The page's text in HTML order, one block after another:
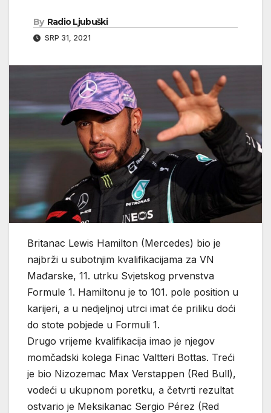
By Radio Ljubuški
SRP 31, 2021
Britanac Lewis Hamilton (Mercedes) bio je
najbrži u subotnjim kvalifikacijama za VN
Mađarske, 11. utrku Svjetskog prvenstva
Formule 1. Hamiltonu je to 101. pole position u
karijeri, a u nedjeljnoj utrci imat će priliku doći
do stote pobjede u Formuli 1.
Drugo vrijeme kvalifikacija imao je njegov
momčadski kolega Finac Valtteri Bottas. Treći
je bio Nizozemac Max Verstappen (Red Bull),
vodeći u ukupnom poretku, a četvrti rezultat
ostvario je Meksikanac Sergio Pérez (Red